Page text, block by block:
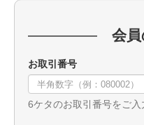
会
お取引番号
6ケタのお取引番号をご入